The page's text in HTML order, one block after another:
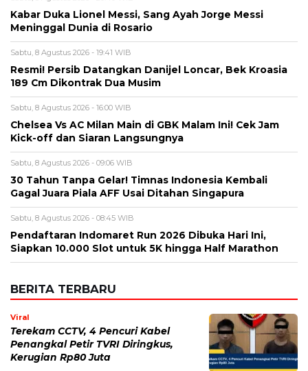
Chelsea Vs AC Milan Main di GBK Malam Ini! Cek Jam
Kick-off dan Siaran Langsungnya
Sabtu, 8 Agustus 2026 - 09:06 WIB
30 Tahun Tanpa Gelar! Timnas Indonesia Kembali
Gagal Juara Piala AFF Usai Ditahan Singapura
Sabtu, 8 Agustus 2026 - 08:45 WIB
Pendaftaran Indomaret Run 2026 Dibuka Hari Ini,
Siapkan 10.000 Slot untuk 5K hingga Half Marathon
BERITA TERBARU
Viral
Terekam CCTV, 4 Pencuri Kabel
Penangkal Petir TVRI Diringkus,
Kerugian Rp80 Juta
Sabtu, 8 Agu 2026 - 22:27 WIB
Keuangan
Emas Antam Melonjak Lagi! Harga 1
Gram Nyaris Rp2,7 Juta, Buyback
Naik Rp50 Ribu
Sabtu, 8 Agu 2026 - 22:09 WIB
Teknologi